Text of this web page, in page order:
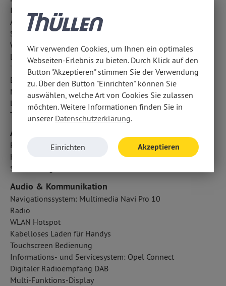
ISOFIX Kindersitzbefestigung
Außentemperatur Anzeige
Surround-Kamerasystem
Wegfahrsperre
Lichtsensor
Traction Control
Berganfahrhilfe
Notrufsystem
LED-Nebelscheinwerfer
Totwinkel-Assistent
Airbags
Fahrer- /Beifahrerairbag
Kopfairbag vorn und hinten
Seitenairbag vorn
Audio & Kommunikation
Navigationssystem: Multimedia Navi Pro 10
Radio
WLAN Hotspot
Kabelloses Laden für Handys
Touchscreen Bedienung
Informations- und Servicesystem: Opel Connect
Digitaler Radioempfang DAB
Multi-Funktions-Display
Wir verwenden Cookies, um Ihnen ein optimales
Webseiten-Erlebnis zu bieten. Durch Klick auf den
Button "Akzeptieren" stimmen Sie der Verwendung
zu. Über den Button "Einrichten" können Sie
auswählen, welche Art von Cookies Sie zulassen
möchten. Weitere Informationen finden Sie in
unserer Datenschutzerklärung.
Einrichten Akzeptieren